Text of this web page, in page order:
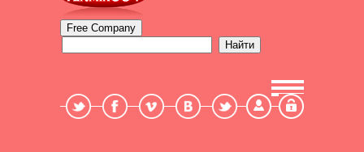
Мой профиль